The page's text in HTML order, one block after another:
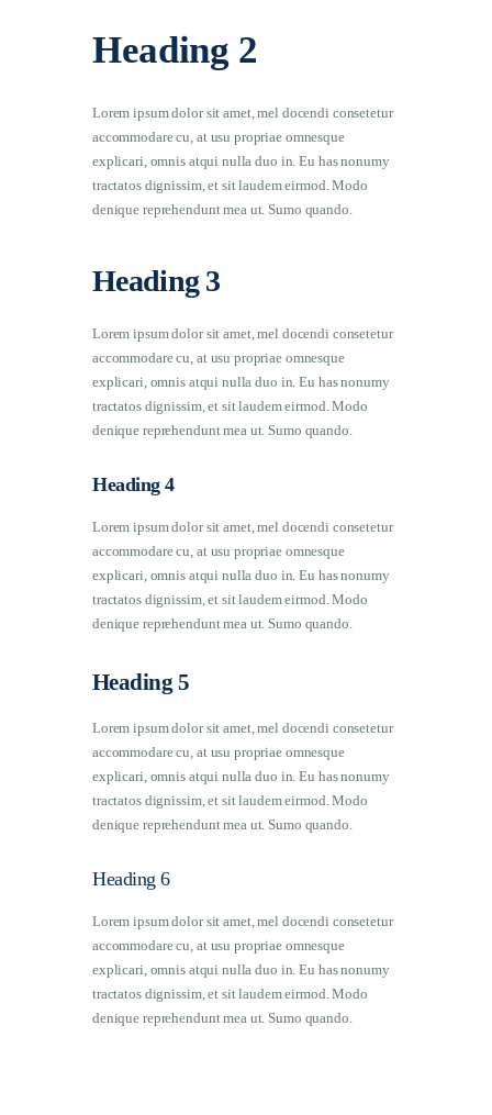
Heading 2
Lorem ipsum dolor sit amet, mel docendi consetetur
accommodare cu, at usu propriae omnesque
explicari, omnis atqui nulla duo in. Eu has nonumy
tractatos dignissim, et sit laudem eirmod. Modo
denique reprehendunt mea ut. Sumo quando.
Heading 3
Lorem ipsum dolor sit amet, mel docendi consetetur
accommodare cu, at usu propriae omnesque
explicari, omnis atqui nulla duo in. Eu has nonumy
tractatos dignissim, et sit laudem eirmod. Modo
denique reprehendunt mea ut. Sumo quando.
Heading 4
Lorem ipsum dolor sit amet, mel docendi consetetur
accommodare cu, at usu propriae omnesque
explicari, omnis atqui nulla duo in. Eu has nonumy
tractatos dignissim, et sit laudem eirmod. Modo
denique reprehendunt mea ut. Sumo quando.
Heading 5
Lorem ipsum dolor sit amet, mel docendi consetetur
accommodare cu, at usu propriae omnesque
explicari, omnis atqui nulla duo in. Eu has nonumy
tractatos dignissim, et sit laudem eirmod. Modo
denique reprehendunt mea ut. Sumo quando.
Heading 6
Lorem ipsum dolor sit amet, mel docendi consetetur
accommodare cu, at usu propriae omnesque
explicari, omnis atqui nulla duo in. Eu has nonumy
tractatos dignissim, et sit laudem eirmod. Modo
denique reprehendunt mea ut. Sumo quando.